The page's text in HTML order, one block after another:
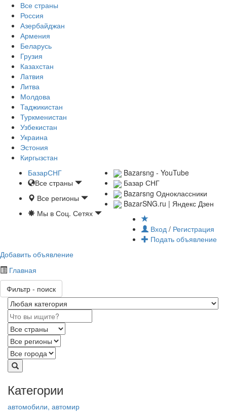
Все страны
Россия
Азербайджан
Армения
Беларусь
Грузия
Казахстан
Латвия
Литва
Молдова
Таджикистан
Туркменистан
Узбекистан
Украина
Эстония
Киргызстан
БазарСНГ
Все страны
Все регионы
Мы в Соц. Сетях
Bazarsng - YouTube
Базар СНГ
Bazarsng Одноклассники
BazarSNG.ru | Яндекс Дзен
Вход / Регистрация
Подать объявление
Добавить объявление
Главная
Фильтр - поиск
Категории
автомобили, автомир